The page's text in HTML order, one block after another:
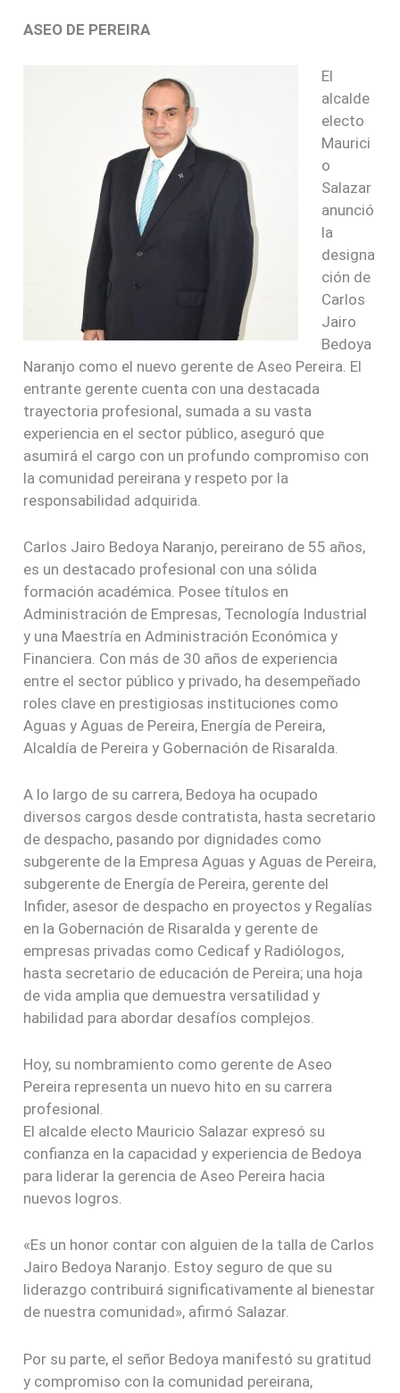
ASEO DE PEREIRA
El
alcalde
electo
Maurici
o
Salazar
anunció
la
designa
ción de
Carlos
Jairo
Bedoya
Naranjo como el nuevo gerente de Aseo Pereira. El
entrante gerente cuenta con una destacada
trayectoria profesional, sumada a su vasta
experiencia en el sector público, aseguró que
asumirá el cargo con un profundo compromiso con
la comunidad pereirana y respeto por la
responsabilidad adquirida.
Carlos Jairo Bedoya Naranjo, pereirano de 55 años,
es un destacado profesional con una sólida
formación académica. Posee títulos en
Administración de Empresas, Tecnología Industrial
y una Maestría en Administración Económica y
Financiera. Con más de 30 años de experiencia
entre el sector público y privado, ha desempeñado
roles clave en prestigiosas instituciones como
Aguas y Aguas de Pereira, Energía de Pereira,
Alcaldía de Pereira y Gobernación de Risaralda.
A lo largo de su carrera, Bedoya ha ocupado
diversos cargos desde contratista, hasta secretario
de despacho, pasando por dignidades como
subgerente de la Empresa Aguas y Aguas de Pereira,
subgerente de Energía de Pereira, gerente del
Infider, asesor de despacho en proyectos y Regalías
en la Gobernación de Risaralda y gerente de
empresas privadas como Cedicaf y Radiólogos,
hasta secretario de educación de Pereira; una hoja
de vida amplia que demuestra versatilidad y
habilidad para abordar desafíos complejos.
Hoy, su nombramiento como gerente de Aseo
Pereira representa un nuevo hito en su carrera
profesional.
El alcalde electo Mauricio Salazar expresó su
confianza en la capacidad y experiencia de Bedoya
para liderar la gerencia de Aseo Pereira hacia
nuevos logros.
«Es un honor contar con alguien de la talla de Carlos
Jairo Bedoya Naranjo. Estoy seguro de que su
liderazgo contribuirá significativamente al bienestar
de nuestra comunidad», afirmó Salazar.
Por su parte, el señor Bedoya manifestó su gratitud
y compromiso con la comunidad pereirana,